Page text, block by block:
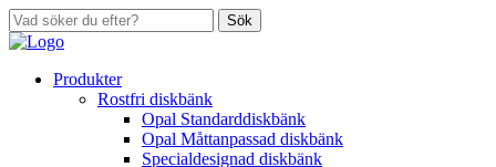
Sök
Produkter
Rostfri diskbänk
Opal Standarddiskbänk
Opal Måttanpassad diskbänk
Specialdesignad diskbänk